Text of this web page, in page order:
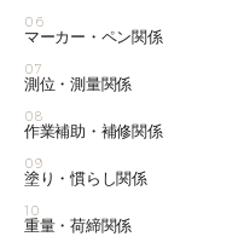
06
マーカー・ペン関係
07
測位・測量関係
08
作業補助・補修関係
09
塗り・慣らし関係
10
重量・荷締関係